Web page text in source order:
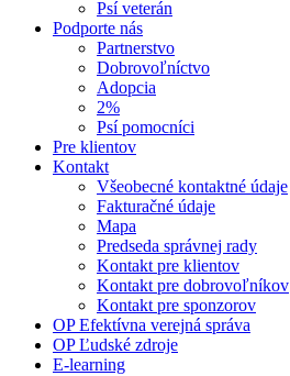
Psí veterán
Podporte nás
Partnerstvo
Dobrovoľníctvo
Adopcia
2%
Psí pomocníci
Pre klientov
Kontakt
Všeobecné kontaktné údaje
Fakturačné údaje
Mapa
Predseda správnej rady
Kontakt pre klientov
Kontakt pre dobrovoľníkov
Kontakt pre sponzorov
OP Efektívna verejná správa
OP Ľudské zdroje
E-learning